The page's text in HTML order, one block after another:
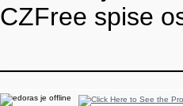
CZFree spise